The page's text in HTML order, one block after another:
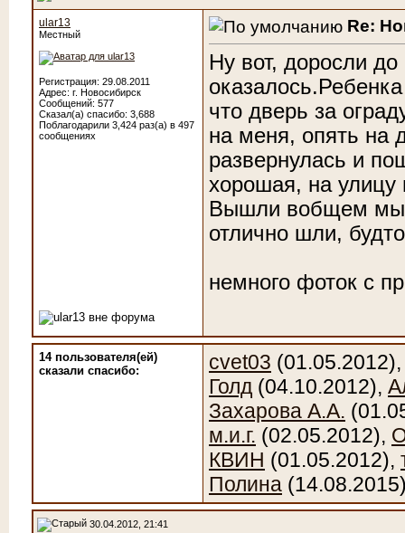
ular13
Местный
Регистрация: 29.08.2011
Адрес: г. Новосибирск
Сообщений: 577
Сказал(а) спасибо: 3,688
Поблагодарили 3,424 раз(а) в 497
сообщениях
Re:
Ну вот, доросли до
что дверь за
на меня, опять на
развернулась и
хорошая, на
Вышли вобщем мы
отлично шли,
немного фоток с
14 пользователя(ей)
сказали cпасибо:
cvet03
Голд (04.10.2012),
Захарова А.А.
м.и.г. (02.05.2012),
КВИН (01.05.2012),
Полина
30.04.2012, 21:41